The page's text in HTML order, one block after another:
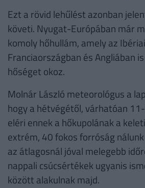
Ezt a rövid lehűlést azonban
követi. Nyugat-Európában már
komoly hőhullám, amely az
Franciaországban és Angliában
hőséget okoz.
Molnár László meteorológus a
hogy a hétvégétől, várhatóan
eléri ennek a hőkupolának a
extrém, 40 fokos forróság
az átlagosnál jóval melegebb
nappali csúcsértékek ugyanis
között alakulnak majd.